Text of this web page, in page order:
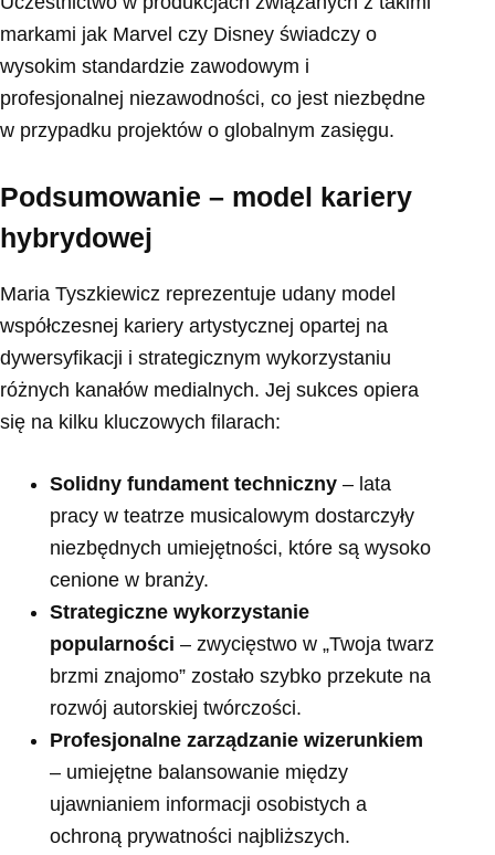
markami jak Marvel czy Disney świadczy o
wysokim standardzie zawodowym i
profesjonalnej niezawodności, co jest niezbędne
w przypadku projektów o globalnym zasięgu.
Podsumowanie – model kariery
hybrydowej
Maria Tyszkiewicz reprezentuje udany model
współczesnej kariery artystycznej opartej na
dywersyfikacji i strategicznym wykorzystaniu
różnych kanałów medialnych. Jej sukces opiera
się na kilku kluczowych filarach:
Solidny fundament techniczny – lata
pracy w teatrze musicalowym dostarczyły
niezbędnych umiejętności, które są wysoko
cenione w branży.
Strategiczne wykorzystanie
popularności – zwycięstwo w „Twoja twarz
brzmi znajomo” zostało szybko przekute na
rozwój autorskiej twórczości.
Profesjonalne zarządzanie wizerunkiem
– umiejętne balansowanie między
ujawnianiem informacji osobistych a
ochroną prywatności najbliższych.